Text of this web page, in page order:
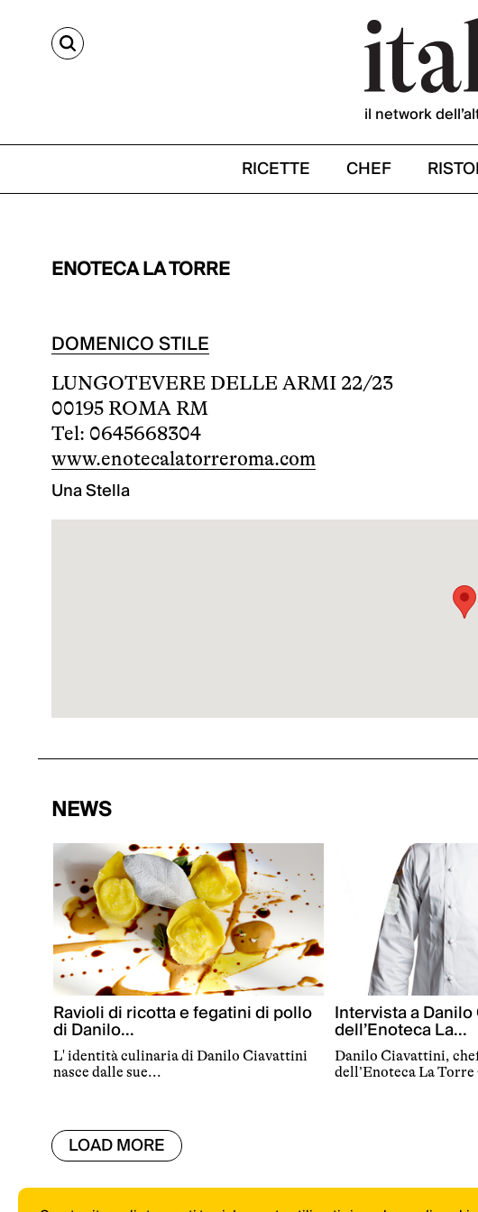
CERCA
il network
RICETTE CHEF
ENOTECA LA TORRE
DOMENICO STILE
LUNGOTEVERE DELLE ARMI 22/23
00195 ROMA RM
Tel: 0645668304
www.enotecalatorreroma.com
Una Stella
NEWS
Ravioli di ricotta e fegatini di pollo
di Danilo...
L' identità culinaria di Danilo Ciavattini
nasce dalle sue...
Intervista a
dell’Enoteca La...
Danilo Ciavattini,
dell’Enoteca La Torre
LOAD MORE